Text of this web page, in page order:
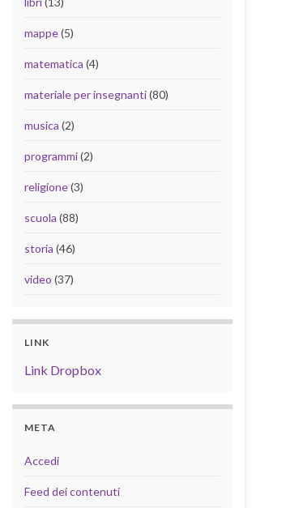
mappe(5)
matematica (4)
materiale per insegnanti(80)
musica (2)
programmi(2)
religione(3)
scuola (88)
storia (46)
video (37)
LINK
Link Dropbox
META
Accedi
Feed dei contenuti